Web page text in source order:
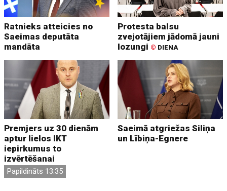
Ratnieks atteicies no
Saeimas deputāta
mandāta
Protesta balsu
zvejotājiem jādomā jauni
lozungi © DIENA
Premjers uz 30 dienām
aptur lielos IKT
iepirkumus to
izvērtēšanai
Papildināts 13:35
Saeimā atgriežas Siliņa
un Lībiņa-Egnere